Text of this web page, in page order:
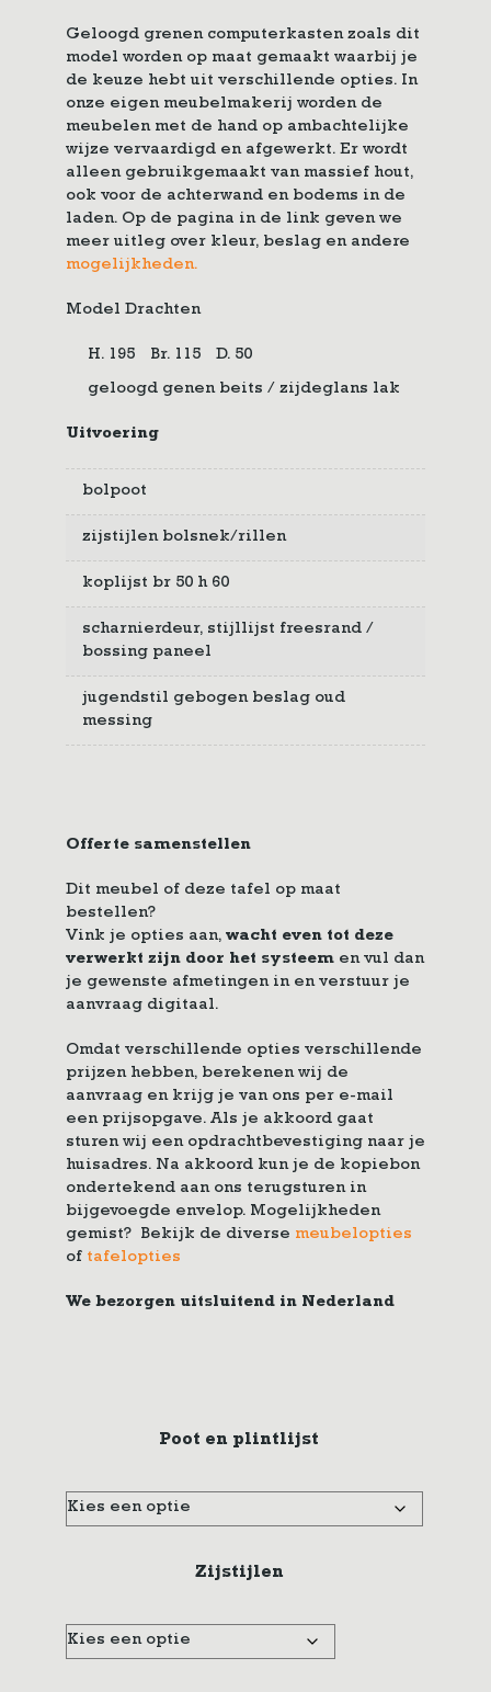
Geloogd grenen computerkasten zoals dit
model worden op maat gemaakt waarbij je
de keuze hebt uit verschillende opties. In
onze eigen meubelmakerij worden de
meubelen met de hand op ambachtelijke
wijze vervaardigd en afgewerkt. Er wordt
alleen gebruikgemaakt van massief hout,
ook voor de achterwand en bodems in de
laden. Op de pagina in de link geven we
meer uitleg over kleur, beslag en andere
mogelijkheden.
Model Drachten
H. 195 Br. 115 D. 50
geloogd genen beits / zijdeglans lak
Uitvoering
bolpoot
zijstijlen bolsnek/rillen
koplijst br 50 h 60
scharnierdeur, stijllijst freesrand /
bossing paneel
jugendstil gebogen beslag oud
messing
Offerte samenstellen
Dit meubel of deze tafel op maat
bestellen?
Vink je opties aan, wacht even tot deze
verwerkt zijn door het systeem en vul dan
je gewenste afmetingen in en verstuur je
aanvraag digitaal.
Omdat verschillende opties verschillende
prijzen hebben, berekenen wij de
aanvraag en krijg je van ons per e-mail
een prijsopgave. Als je akkoord gaat
sturen wij een opdrachtbevestiging naar je
huisadres. Na akkoord kun je de kopiebon
ondertekend aan ons terugsturen in
bijgevoegde envelop. Mogelijkheden
gemist? Bekijk de diverse meubelopties
of tafelopties
We bezorgen uitsluitend in Nederland
Poot en plintlijst
Zijstijlen